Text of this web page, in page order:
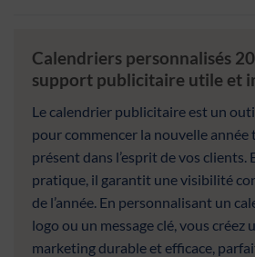
Calendriers personnalisés
support publicitaire utile et
Le calendrier publicitaire est un
pour commencer la nouvelle
présent dans l’esprit de vos clients.
pratique, il garantit une visibilité
de l’année. En personnalisant un
logo ou un message clé, vous créez
marketing durable et efficace,